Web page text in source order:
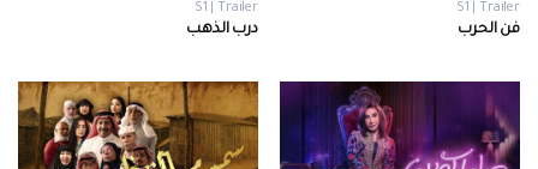
S1 | Trailer
فن الحرب
S1 | Trailer
درب الذهب